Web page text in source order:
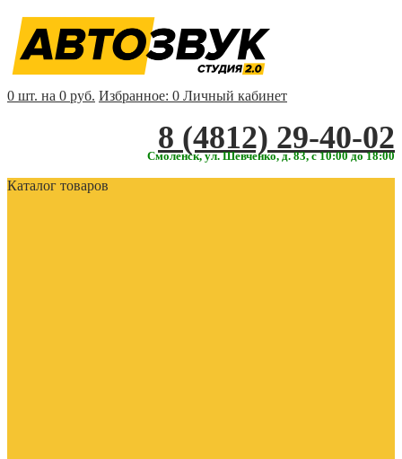
0 шт. на 0 руб. Избранное: 0 Личный кабинет
‎‎8 (4812) 29-40-02
Смоленск, ул. Шевченко, д. 83, с 10:00 до 18:00
Каталог товаров